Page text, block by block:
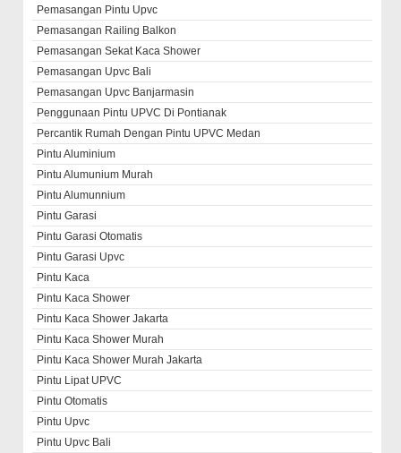
Pemasangan Pintu Upvc
Pemasangan Railing Balkon
Pemasangan Sekat Kaca Shower
Pemasangan Upvc Bali
Pemasangan Upvc Banjarmasin
Penggunaan Pintu UPVC Di Pontianak
Percantik Rumah Dengan Pintu UPVC Medan
Pintu Aluminium
Pintu Alumunium Murah
Pintu Alumunnium
Pintu Garasi
Pintu Garasi Otomatis
Pintu Garasi Upvc
Pintu Kaca
Pintu Kaca Shower
Pintu Kaca Shower Jakarta
Pintu Kaca Shower Murah
Pintu Kaca Shower Murah Jakarta
Pintu Lipat UPVC
Pintu Otomatis
Pintu Upvc
Pintu Upvc Bali